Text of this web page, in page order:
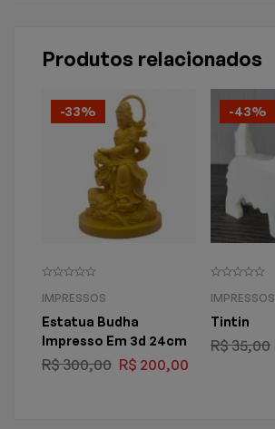
Produtos relacionados
-33%
IMPRESSOS
Estatua Budha
Impresso Em 3d 24cm
R$300,00 R$ 200,00
-43%
IMPRESSOS
Tintin
R$35,00